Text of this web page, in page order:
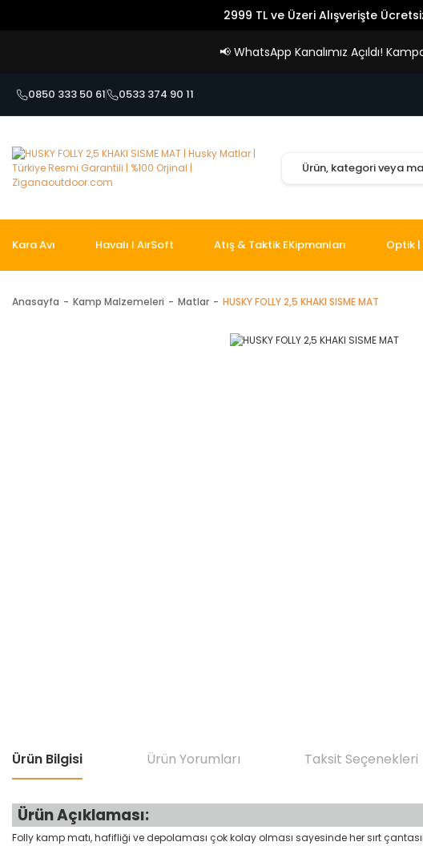
2999 TL ve Üzeri Alışverişte
📢 WhatsApp Kanalımız Açıldı!
0850 333 50 61 0533 374 90 11
Kara Avı Havalı I AirSoft Atış & Taktik EKipmanları Optik |
Anasayfa Kamp Malzemeleri Matlar HUSKY FOLLY 2,5 KHAKI SISME MAT
Ürün Bilgisi Ürün Yorumları Taksit Seçenekleri
Ürün Açıklaması:
Folly kamp matı, hafifliği ve depolaması çok kolay olması sayesinde her sırt